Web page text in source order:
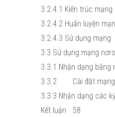
3.2.4.1 Kiến trúc mạng
3.2.4.2 Huấn luyện
3.2.4.3 Sử dụng mạng
3.3 Sử dụng mạng
3.3.1 Nhận dạng
3.3.2
Cài đặt
3.3.3 Nhận dạng các
Kết luận
58